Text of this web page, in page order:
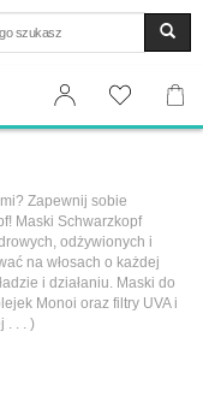
Zapewnij sobie
Maski Schwarzkopf
odżywionych i
na włosach o każdej
i działaniu. Maski do
Monoi oraz filtry UVA i
. . . )